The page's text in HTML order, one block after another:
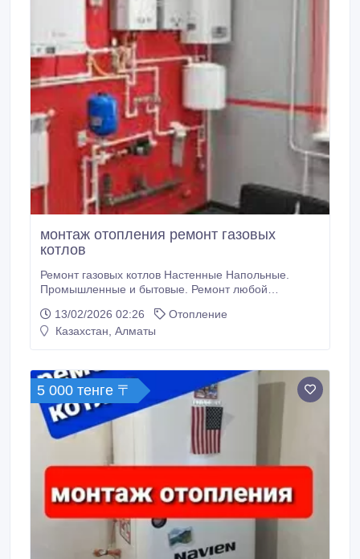
монтаж отопления ремонт газовых
котлов
Ремонт газовых котлов Настенные Напольные.
Промышленные и бытовые. Ремонт любой
Выезд город пригород. звоните рады Вам помочь.
Так же работает вацап..
13/02/2026 02:26
Отопление
Казахстан, Алматы
5 000 тенге 〒